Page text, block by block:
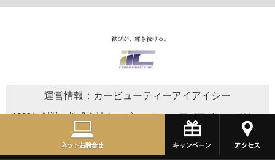
運営情報：カービューティーアイアイシー
1999年創業の株式会社カービューティーアイアイシーでは、
車のカーコーティングやカーフィルム、プロテクションフィ
ルム、バイクコーティングなどのサービスを取り扱っており